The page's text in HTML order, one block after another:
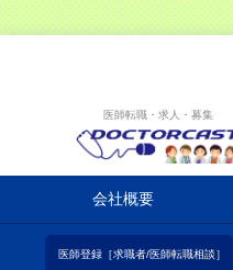
医師転職・求人・募集
会社概要
医師登録［求職者/医師転職相談］